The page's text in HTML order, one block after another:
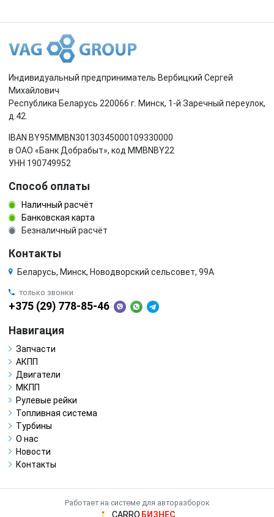
Индивидуальный предприниматель Вербицкий Сергей
Михайлович
Республика Беларусь 220066 г. Минск, 1-й Заречный переулок,
д.42.
IBAN BY95MMBN30130345000109330000
в ОАО «Банк Добрабыт», код MMBNBY22
УНН 190749952
Способ оплаты
Наличный расчёт
Банковская карта
Безналичный расчёт
Контакты
Беларусь, Минск, Новодворский сельсовет, 99А
только звонки
+375 (29) 778-85-46
Навигация
Запчасти
АКПП
Двигатели
МКПП
Рулевые рейки
Топливная система
Турбины
О нас
Новости
Контакты
Работает на системе для авторазборок
CARRO. БИЗНЕС